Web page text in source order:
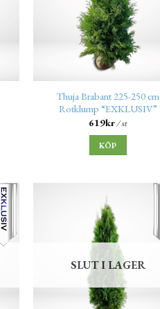
Thuja Brabant 225-250 cm
Rotklump “EXKLUSIV”
619kr/ st
KÖP
SLUT I LAGER